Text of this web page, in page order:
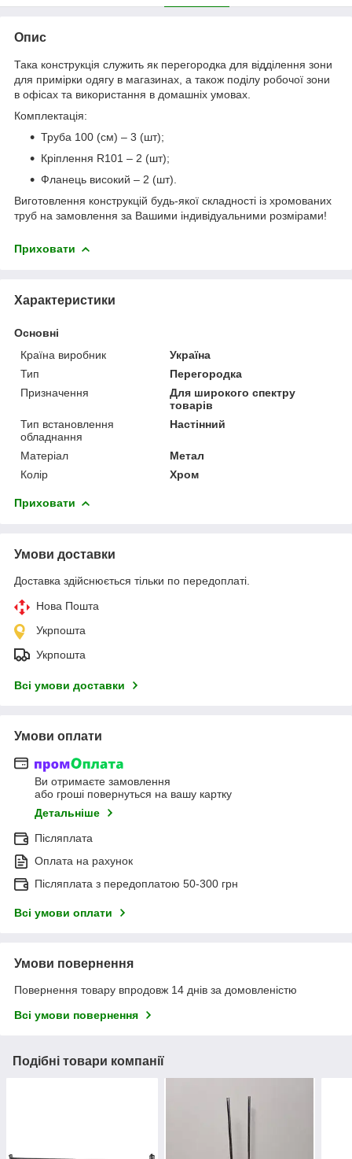
Опис
Така конструкція служить як перегородка для відділення зони
для примірки одягу в магазинах, а також поділу робочої зони
в офісах та використання в домашніх умовах.
Комплектація:
Труба 100 (см) – 3 (шт);
Кріплення R101 – 2 (шт);
Фланець високий – 2 (шт).
Виготовлення конструкцій будь-якої складності із хромованих
труб на замовлення за Вашими індивідуальними розмірами!
Приховати
Характеристики
Основні
Країна виробник
Україна
Тип
Перегородка
Призначення
Для широкого спектру
товарів
Тип встановлення
обладнання
Настінний
Матеріал
Метал
Колір
Хром
Приховати
Умови доставки
Доставка здійснюється тільки по передоплаті.
Нова Пошта
Укрпошта
Укрпошта
Всі умови доставки
Умови оплати
Ви отримаєте замовлення
або гроші повернуться на вашу картку
Детальніше
Післяплата
Оплата на рахунок
Післяплата з передоплатою 50-300 грн
Всі умови оплати
Умови повернення
Повернення товару впродовж 14 днів за домовленістю
Всі умови повернення
Подібні товари компанії